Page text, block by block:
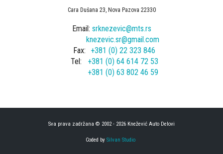
Cara Dušana 23, Nova Pazova 22330
Email: srknezevic@mts.rs
knezevic.sr@gmail.com
Fax:
+381 (0) 22 323 846
Tel:
+381 (0) 64 614 72 53
+381 (0) 63 802 46 59
Sva prava zadržana © 2002 - 2026 Knežević Auto Delovi
Coded by Silvan Studio